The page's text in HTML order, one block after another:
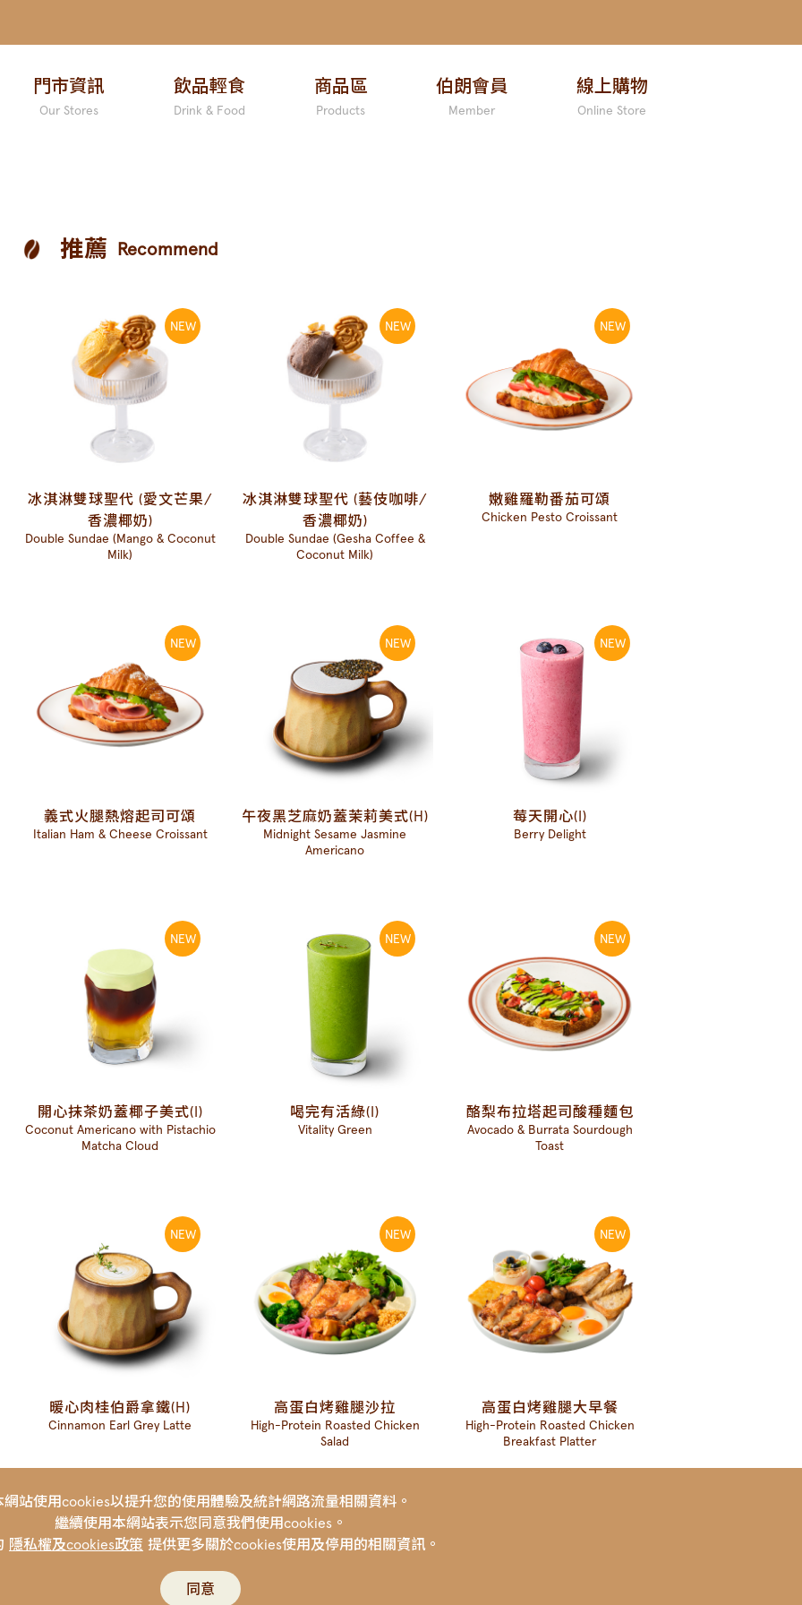
門市資訊
Our Stores
飲品輕食
Drink & Food
商品區
Products
伯朗會員
Member
線上購物
Online Store
推薦 Recommend
冰淇淋雙球聖代 (愛文芒果/
香濃椰奶)
Double Sundae (Mango & Coconut
Milk)
冰淇淋雙球聖代 (藝伎咖啡/
香濃椰奶)
Double Sundae (Gesha Coffee &
Coconut Milk)
嫩雞羅勒番茄可頌
Chicken Pesto Croissant
義式火腿熱熔起司可頌
Italian Ham & Cheese Croissant
午夜黑芝麻奶蓋茉莉美式(H)
Midnight Sesame Jasmine
Americano
莓天開心(I)
Berry Delight
開心抹茶奶蓋椰子美式(I)
Coconut Americano with Pistachio
Matcha Cloud
喝完有活綠(I)
Vitality Green
酪梨布拉塔起司酸種麵包
Avocado & Burrata Sourdough
Toast
暖心肉桂伯爵拿鐵(H)
Cinnamon Earl Grey Latte
高蛋白烤雞腿沙拉
High-Protein Roasted Chicken
Salad
高蛋白烤雞腿大早餐
High-Protein Roasted Chicken
Breakfast Platter
網站使用cookies以提升您的使用體驗及統計網路流量相關資料。
繼續使用本網站表示您同意我們使用cookies。
隱私權及cookies政策 提供更多關於cookies使用及停用的相關資訊。
同意